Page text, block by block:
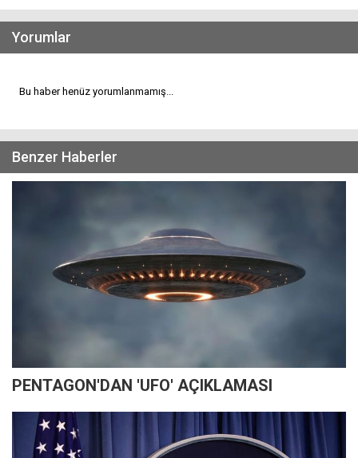
Yorumlar
Bu haber henüz yorumlanmamış...
Benzer Haberler
PENTAGON'DAN 'UFO' AÇIKLAMASI